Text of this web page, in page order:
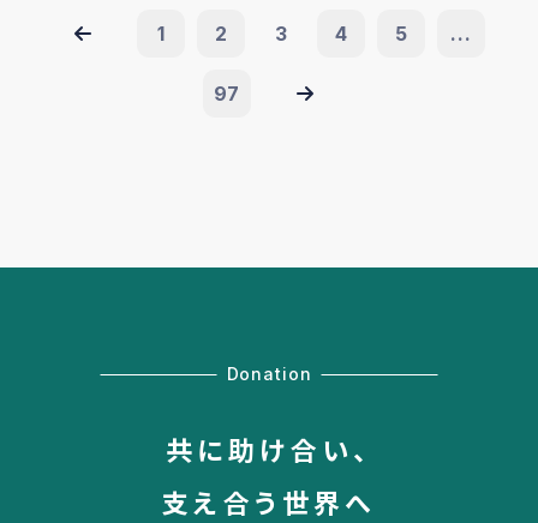
1 2 3 4 5 ...
97
Donation
共に助け合い、
支え合う世界へ